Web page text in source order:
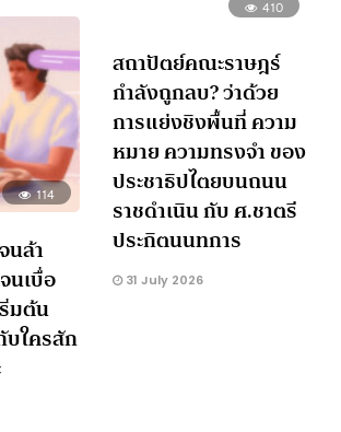
114
นล้า
นเบื่อ
มต้น
ใครสัก
410
สถาปัตย์คณะราษฎร์
กำลังถูกลบ? ว่าด้วย
การแย่งชิงพื้นที่ ความ
หมาย ความทรงจำ ของ
ประชาธิปไตยบนถนน
ราชดำเนิน กับ ศ.ชาตรี
ประกิตนนทการ
31 July 2026